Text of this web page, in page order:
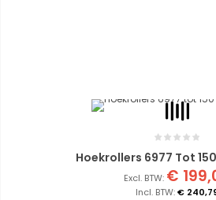
Hoekrollers 6977 Tot
€
€